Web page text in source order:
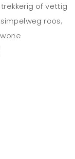
of vettig
roos,